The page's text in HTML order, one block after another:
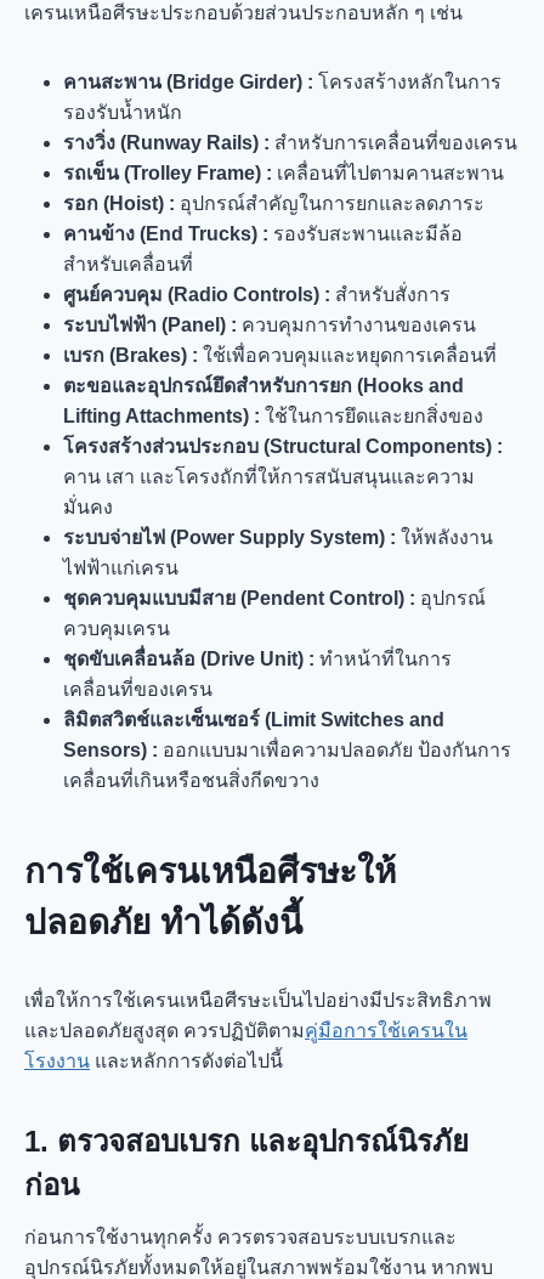
เครนเหนือศีรษะประกอบด้วยส่วนประกอบหลัก ๆ เช่น
คานสะพาน (Bridge Girder) : โครงสร้างหลักในการ
รองรับน้ำหนัก
รางวิ่ง (Runway Rails) : สำหรับการเคลื่อนที่ของเครน
รถเข็น (Trolley Frame) : เคลื่อนที่ไปตามคานสะพาน
รอก (Hoist) : อุปกรณ์สำคัญในการยกและลดภาระ
คานข้าง (End Trucks) : รองรับสะพานและมีล้อ
สำหรับเคลื่อนที่
ศูนย์ควบคุม (Radio Controls) : สำหรับสั่งการ
ระบบไฟฟ้า (Panel) : ควบคุมการทำงานของเครน
เบรก (Brakes) : ใช้เพื่อควบคุมและหยุดการเคลื่อนที่
ตะขอและอุปกรณ์ยึดสำหรับการยก (Hooks and
Lifting Attachments) : ใช้ในการยึดและยกสิ่งของ
โครงสร้างส่วนประกอบ (Structural Components) :
คาน เสา และโครงถักที่ให้การสนับสนุนและความ
มั่นคง
ระบบจ่ายไฟ (Power Supply System) : ให้พลังงาน
ไฟฟ้าแก่เครน
ชุดควบคุมแบบมีสาย (Pendent Control) : อุปกรณ์
ควบคุมเครน
ชุดขับเคลื่อนล้อ (Drive Unit) : ทำหน้าที่ในการ
เคลื่อนที่ของเครน
ลิมิตสวิตช์และเซ็นเซอร์ (Limit Switches and
Sensors) : ออกแบบมาเพื่อความปลอดภัย ป้องกันการ
เคลื่อนที่เกินหรือชนสิ่งกีดขวาง
การใช้เครนเหนือศีรษะให้
ปลอดภัย ทำได้ดังนี้
เพื่อให้การใช้เครนเหนือศีรษะเป็นไปอย่างมีประสิทธิภาพ
และปลอดภัยสูงสุด ควรปฏิบัติตามคู่มือการใช้เครนใน
โรงงาน และหลักการดังต่อไปนี้
1. ตรวจสอบเบรก และอุปกรณ์นิรภัย
ก่อน
ก่อนการใช้งานทุกครั้ง ควรตรวจสอบระบบเบรกและ
อุปกรณ์นิรภัยทั้งหมดให้อยู่ในสภาพพร้อมใช้งาน หากพบ